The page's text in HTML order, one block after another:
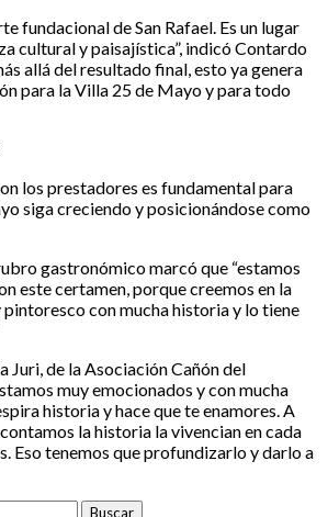
fundacional de San Rafael. Es un lugar
cultural y paisajística”, indicó Contardo
allá del resultado final, esto ya genera
para la Villa 25 de Mayo y para todo
los prestadores es fundamental para
siga creciendo y posicionándose como
gastronómico marcó que “estamos
este certamen, porque creemos en la
pintoresco con mucha historia y lo tiene
Juri, de la Asociación Cañón del
muy emocionados y con mucha
historia y hace que te enamores. A
la historia la vivencian en cada
Eso tenemos que profundizarlo y darlo a